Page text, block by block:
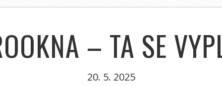
– TA SE
20. 5. 2025